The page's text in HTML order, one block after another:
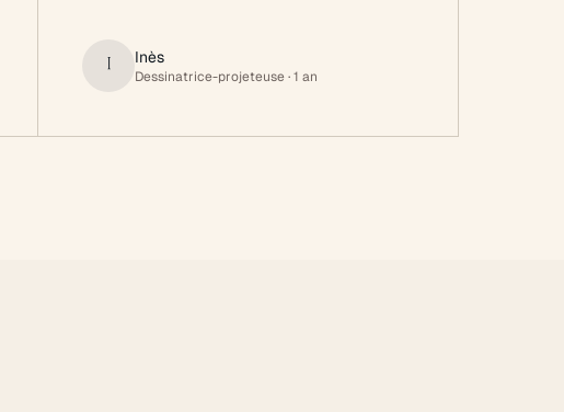
I Inès
Dessinatrice-projeteuse· 1 an